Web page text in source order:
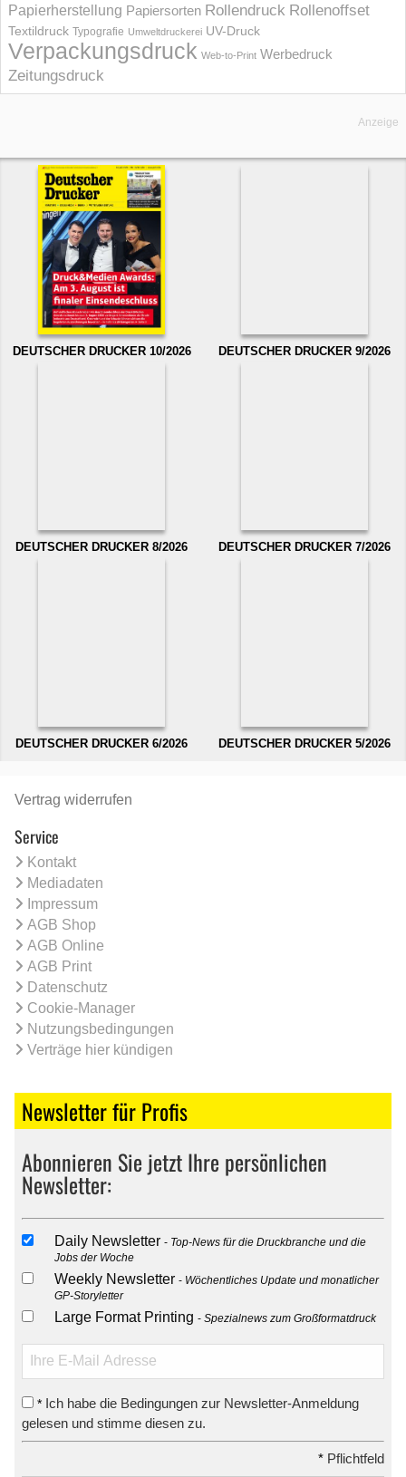
Papierherstellung Papiersorten Rollendruck Rollenoffset
Textildruck Typografie Umweltdruckerei UV-Druck
Verpackungsdruck Web-to-Print Werbedruck
Zeitungsdruck
Anzeige
DEUTSCHER DRUCKER 10/2026 DEUTSCHER DRUCKER 9/2026
DEUTSCHER DRUCKER 8/2026 DEUTSCHER DRUCKER 7/2026
DEUTSCHER DRUCKER 6/2026 DEUTSCHER DRUCKER 5/2026
Vertrag widerrufen
Service
Kontakt
Mediadaten
Impressum
AGB Shop
AGB Online
AGB Print
Datenschutz
Cookie-Manager
Nutzungsbedingungen
Verträge hier kündigen
Newsletter für Profis
Abonnieren Sie jetzt Ihre persönlichen
Newsletter:
Daily Newsletter
Top-News für die Druckbranche und die
Jobs der Woche
Weekly Newsletter
Wöchentliches Update und monatlicher
GP-Storyletter
Large Format Printing Spezialnews zum Großformatdruck
* Ich habe die Bedingungen zur Newsletter-Anmeldung
gelesen und stimme diesen zu.
* Pflichtfeld